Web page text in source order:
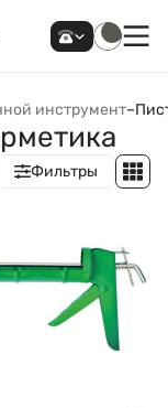
инструмент–
Фильтры